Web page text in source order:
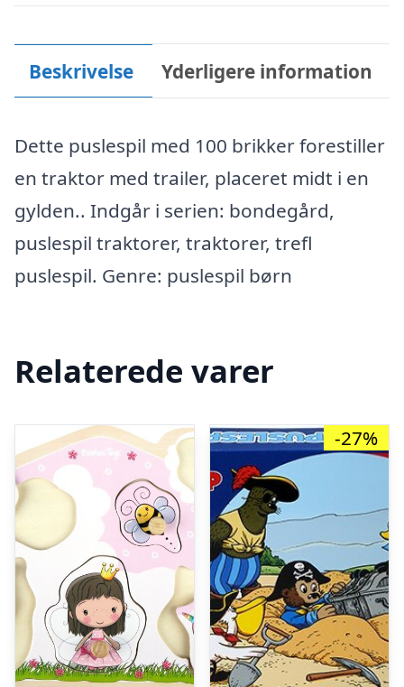
Beskrivelse Yderligere information
Dette puslespil med 100 brikker forestiller
en traktor med trailer, placeret midt i en
gylden.. Indgår i serien: bondegård,
puslespil traktorer, traktorer, trefl
puslespil. Genre: puslespil børn
Relaterede varer
-27%